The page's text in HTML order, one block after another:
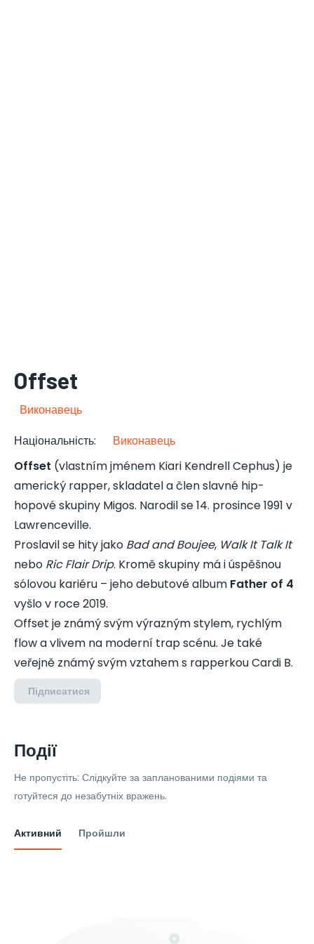
Offset
Виконавець
Національність:
Виконавець
Offset (vlastním jménem Kiari Kendrell Cephus) je
americký rapper, skladatel a člen slavné hip-
hopové skupiny Migos. Narodil se 14. prosince 1991 v
Lawrenceville.
Proslavil se hity jako Bad and Boujee, Walk It Talk It
nebo Ric Flair Drip. Kromě skupiny má i úspěšnou
sólovou kariéru – jeho debutové album Father of 4
vyšlo v roce 2019.
Offset je známý svým výrazným stylem, rychlým
flow a vlivem na moderní trap scénu. Je také
veřejně známý svým vztahem s rapperkou Cardi B.
Підписатися
Події
Не пропустіть: Слідкуйте за запланованими подіями та
готуйтеся до незабутніх вражень.
Активний Пройшли